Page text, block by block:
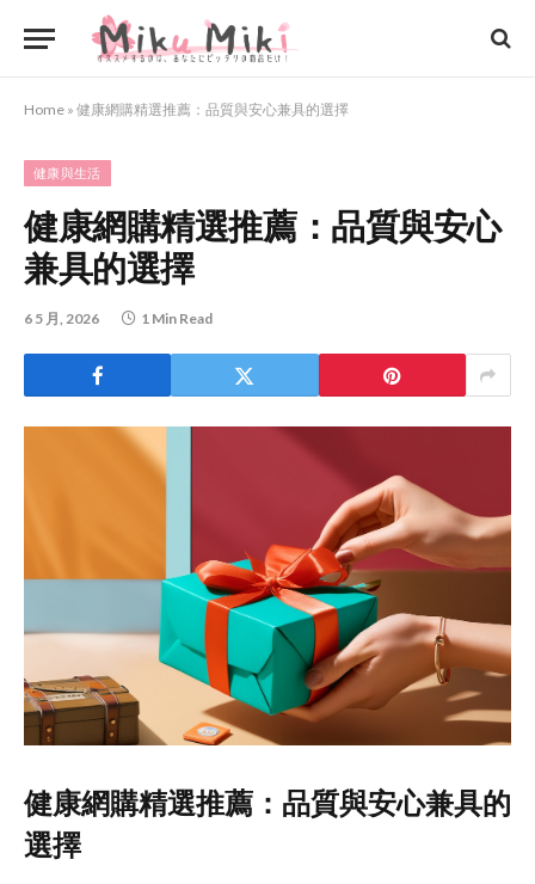
Home » 健康網購精選推薦：品質與安心兼具的選擇
健康與生活
健康網購精選推薦：品質與安心
兼具的選擇
6 5 月, 2026 1 Min Read
健康網購精選推薦：品質與安心兼具的
選擇